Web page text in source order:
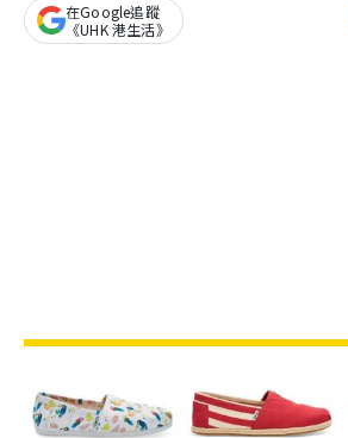
在Google追蹤
《UHK 港生活》